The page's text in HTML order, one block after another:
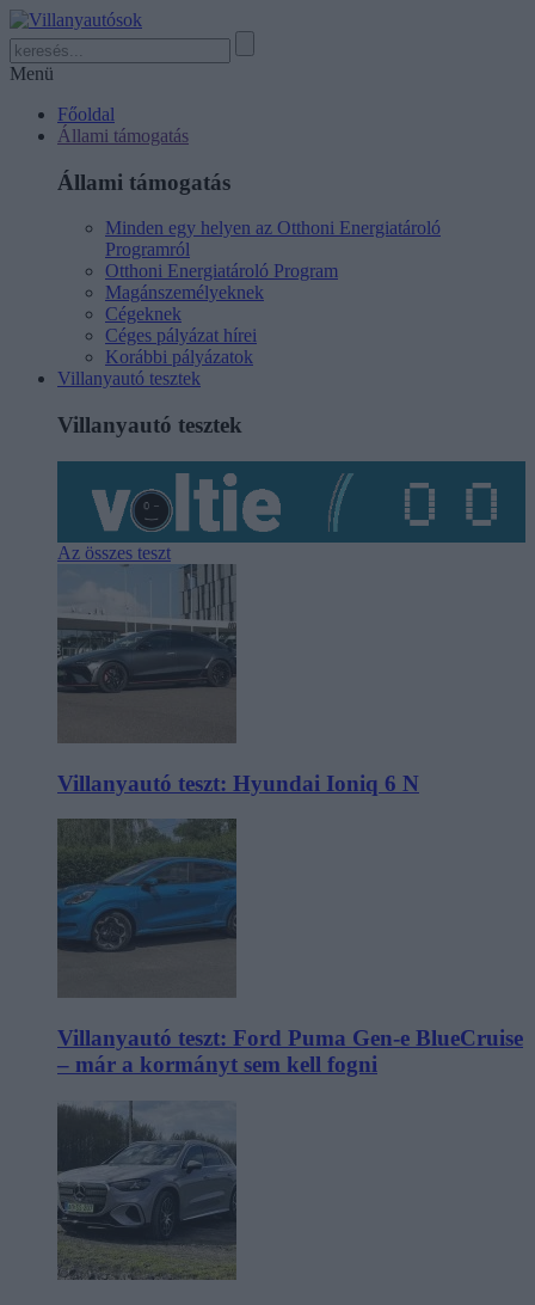
Menü
Főoldal
Állami támogatás
Állami támogatás
Minden egy helyen az Otthoni Energiatároló
Programról
Otthoni Energiatároló Program
Magánszemélyeknek
Cégeknek
Céges pályázat hírei
Korábbi pályázatok
Villanyautó tesztek
Villanyautó tesztek
Az összes teszt
Villanyautó teszt: Hyundai Ioniq 6 N
Villanyautó teszt: Ford Puma Gen-e BlueCruise
– már a kormányt sem kell fogni